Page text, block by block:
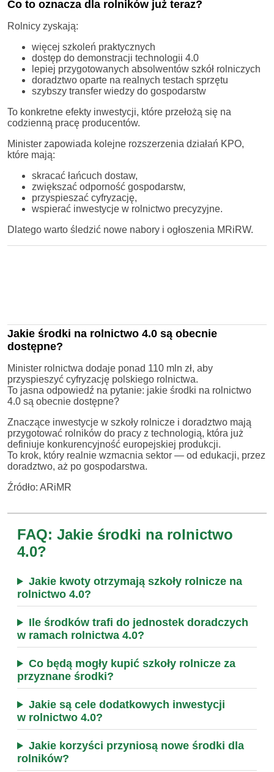
Co to oznacza dla rolników już teraz?
Rolnicy zyskają:
więcej szkoleń praktycznych
dostęp do demonstracji technologii 4.0
lepiej przygotowanych absolwentów szkół rolniczych
doradztwo oparte na realnych testach sprzętu
szybszy transfer wiedzy do gospodarstw
To konkretne efekty inwestycji, które przełożą się na
codzienną pracę producentów.
Minister zapowiada kolejne rozszerzenia działań KPO,
które mają:
skracać łańcuch dostaw,
zwiększać odporność gospodarstw,
przyspieszać cyfryzację,
wspierać inwestycje w rolnictwo precyzyjne.
Dlatego warto śledzić nowe nabory i ogłoszenia MRiRW.
Jakie środki na rolnictwo 4.0 są obecnie
dostępne?
Minister rolnictwa dodaje ponad 110 mln zł, aby
przyspieszyć cyfryzację polskiego rolnictwa.
To jasna odpowiedź na pytanie: jakie środki na rolnictwo
4.0 są obecnie dostępne?
Znaczące inwestycje w szkoły rolnicze i doradztwo mają
przygotować rolników do pracy z technologią, która już
definiuje konkurencyjność europejskiej produkcji.
To krok, który realnie wzmacnia sektor — od edukacji, przez
doradztwo, aż po gospodarstwa.
Źródło: ARiMR
FAQ: Jakie środki na rolnictwo
4.0?
Jakie kwoty otrzymają szkoły rolnicze na
rolnictwo 4.0?
Ile środków trafi do jednostek doradczych
w ramach rolnictwa 4.0?
Co będą mogły kupić szkoły rolnicze za
przyznane środki?
Jakie są cele dodatkowych inwestycji
w rolnictwo 4.0?
Jakie korzyści przyniosą nowe środki dla
rolników?